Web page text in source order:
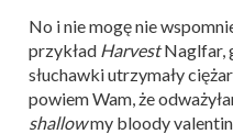
No i nie mogę nie
przykład HarvestNaglfar,
słuchawki utrzymały
powiem Wam, że
shallowmy bloody